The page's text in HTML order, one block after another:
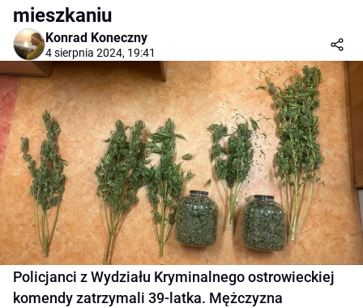
mieszkaniu
Konrad Koneczny
4 sierpnia 2024, 19:41
Policjanci z Wydziału Kryminalnego ostrowieckiej
komendy zatrzymali 39-latka. Mężczyzna